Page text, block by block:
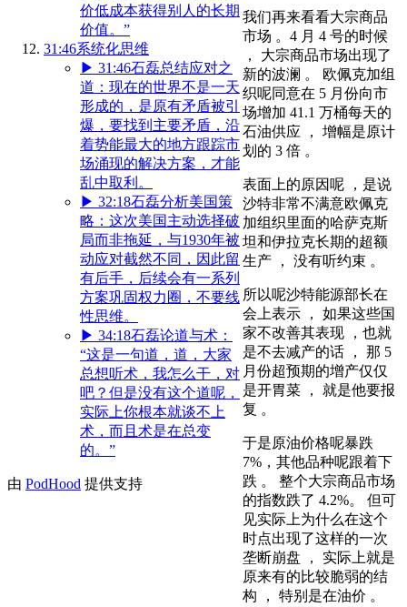
价低成本获得别人的长期
价值。”
31:46系统化思维
▶ 31:46石磊总结应对之
道：现在的世界不是一天
形成的，是原有矛盾被引
爆，要找到主要矛盾，沿
着势能最大的地方跟踪市
场涌现的解决方案，才能
乱中取利。
▶ 32:18石磊分析美国策
略：这次美国主动选择破
局而非拖延，与1930年被
动应对截然不同，因此留
有后手，后续会有一系列
方案巩固权力圈，不要线
性思维。
▶ 34:18石磊论道与术：
“这是一句道，道，大家
总想听术，我怎么干，对
吧？但是没有这个道呢，
实际上你根本就谈不上
术，而且术是在总变
的。”
由 PodHood 提供支持
我们再来看看大宗商品
市场 。4 月 4 号的时候
， 大宗商品市场出现了
新的波澜 。 欧佩克加组
织呢同意在 5 月份向市
场增加 41.1 万桶每天的
石油供应 ， 增幅是原计
划的 3 倍 。
表面上的原因呢 ，是说
沙特非常不满意欧佩克
加组织里面的哈萨克斯
坦和伊拉克长期的超额
生产 ， 没有听约束 。
所以呢沙特能源部长在
会上表示 ， 如果这些国
家不改善其表现 ，也就
是不去减产的话 ， 那 5
月份超预期的增产仅仅
是开胃菜 ， 就是他要报
复 。
于是原油价格呢暴跌
7%，其他品种呢跟着下
跌 。 整个大宗商品市场
的指数跌了 4.2%。 但可
见实际上为什么在这个
时点出现了这样的一次
垄断崩盘 ， 实际上就是
原来有的比较脆弱的结
构 ， 特别是在油价 。